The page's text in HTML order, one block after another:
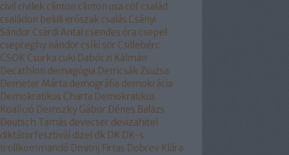
civil civilek clinton clinton usa cöf család
családon belüli erőszak csalás Csányi
Sándor Csárdi Antal csendes óra csepel
csepreghy nándor csíki sör Csillebérc
CSOK Csurka cuki Dabóczi Kálmán
Decathlon demagógia Demcsák Zsuzsa
Demeter Márta demográfia demokrácia
Demokratikus Charta Demokratikus
Koalíció Demszky Gábor Dénes Balázs
Deutsch Tamás devecser devizahitel
diktátorfesztivál dizel dk DK DK-s
trollkommandó Dmitrij Firtas Dobrev Klára